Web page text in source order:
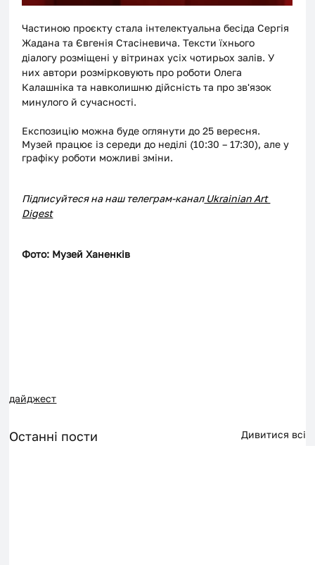
Частиною проєкту стала інтелектуальна бесіда Сергія
Жадана та Євгенія Стасіневича. Тексти їхнього
діалогу розміщені у вітринах усіх чотирьох залів. У
них автори розмірковують про роботи Олега
Калашніка та навколишню дійсність та про зв'язок
минулого й сучасності.
Експозицію можна буде оглянути до 25 вересня.
Музей працює із середи до неділі (10:30 – 17:30), але у
графіку роботи можливі зміни.
Підписуйтеся на наш телеграм-канал Ukrainian Art
Digest
Фото: Музей Ханенків
дайджест
Останні пости Дивитися всі